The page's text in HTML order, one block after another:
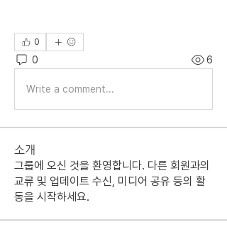
0
0 6
Write a comment...
소개
그룹에 오신 것을 환영합니다. 다른 회원과의
교류 및 업데이트 수신, 미디어 공유 등의 활
동을 시작하세요.